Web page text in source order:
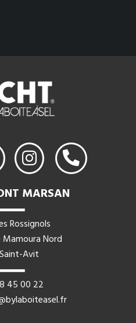
MARSAN
Rossignols
Nord
Avit
45 00 22